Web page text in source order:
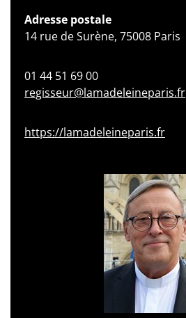
Adresse postale
14 rue de Surène, 75008 Paris
01 44 51 69 00
regisseur@lamadeleineparis.fr
https://lamadeleineparis.fr